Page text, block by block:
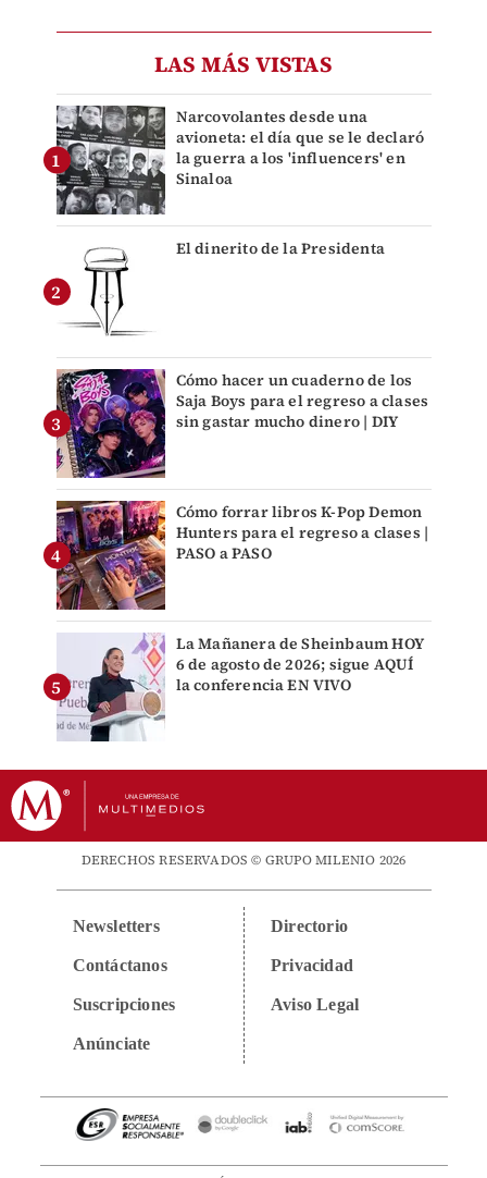
LAS MÁS VISTAS
Narcovolantes desde una
avioneta: el día que se le declaró
la guerra a los 'influencers' en
Sinaloa
El dinerito de la Presidenta
Cómo hacer un cuaderno de los
Saja Boys para el regreso a clases
sin gastar mucho dinero | DIY
Cómo forrar libros K-Pop Demon
Hunters para el regreso a clases |
PASO a PASO
La Mañanera de Sheinbaum HOY
6 de agosto de 2026; sigue AQUÍ
la conferencia EN VIVO
DERECHOS RESERVADOS © GRUPO MILENIO 2026
Newsletters
Contáctanos
Suscripciones
Anúnciate
Directorio
Privacidad
Aviso Legal